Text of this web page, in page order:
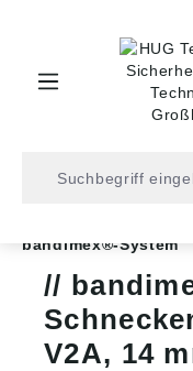
bandimex®-System
V2A, 14